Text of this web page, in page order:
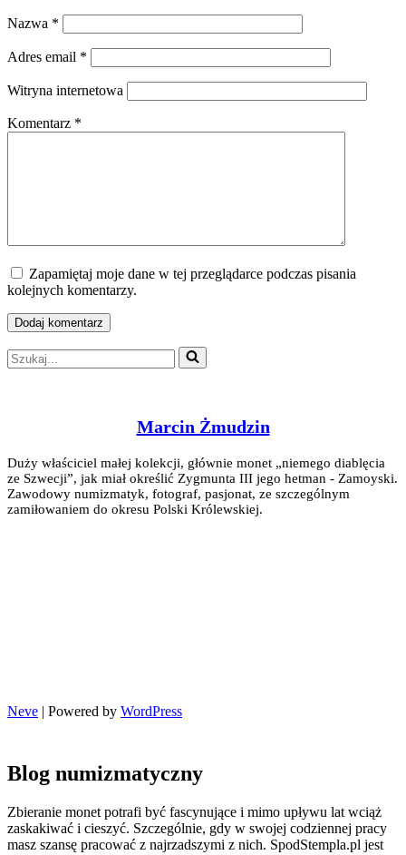
Nazwa *
Adres email *
Witryna internetowa
Komentarz *
Zapamiętaj moje dane w tej przeglądarce podczas pisania
kolejnych komentarzy.
Szukaj...
Marcin Żmudzin
Duży właściciel małej kolekcji, głównie monet „niemego diablęcia
ze Szwecji”, jak miał określić Zygmunta III jego hetman - Zamoyski.
Zawodowy numizmatyk, fotograf, pasjonat, ze szczególnym
zamiłowaniem do okresu Polski Królewskiej.
Neve | Powered by WordPress
Blog numizmatyczny
Zbieranie monet potrafi być fascynujące i mimo upływu lat wciąż
zaskakiwać i cieszyć. Szczególnie, gdy w swojej codziennej pracy
masz szansę pracować z najrzadszymi z nich. SpodStempla.pl jest